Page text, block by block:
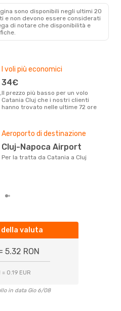
sono disponibili negli ultimi 20
e non devono essere considerati
di notare che disponibilità e
I voli più economici
34€
Il prezzo più basso per un volo
Catania Cluj che i nostri clienti
hanno trovato nelle ultime 72 ore
Aeroporto di destinazione
Cluj-Napoca Airport
Per la tratta da Catania a Cluj
della valuta
5.32 RON
= 0.19 EUR
in data Gio 6/08